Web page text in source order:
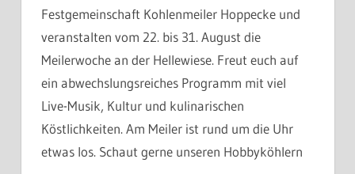
Festgemeinschaft Kohlenmeiler Hoppecke und
veranstalten vom 22. bis 31. August die
Meilerwoche an der Hellewiese. Freut euch auf
ein abwechslungsreiches Programm mit viel
Live-Musik, Kultur und kulinarischen
Köstlichkeiten. Am Meiler ist rund um die Uhr
etwas los. Schaut gerne unseren Hobbyköhlern